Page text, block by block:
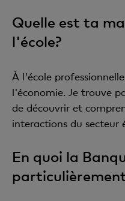
Quelle est ta
l'école?
À l'école
l'économie. Je trouve
de découvrir et
interactions du secteur
En quoi la